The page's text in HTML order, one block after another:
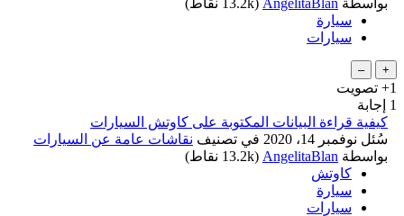
سيارة
سيارات
+1 تصويت
1 إجابة
كيفية قراءة البيانات المكتوبة على كاوتش السيارات
سُئل نوفمبر 14، 2020 في تصنيف نقاشات عامة عن السيارات
بواسطة AngelitaBlan
(
13.2k نقاط)
كاوتش
سيارة
سيارات
...